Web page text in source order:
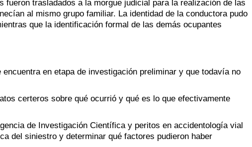
trasladados a la morgue judicial para la realización de las
al mismo grupo familiar. La identidad de la conductora pudo
que la identificación formal de las demás ocupantes
en etapa de investigación preliminar y que todavía no
certeros sobre qué ocurrió y qué es lo que efectivamente
de Investigación Científica y peritos en accidentología vial
del siniestro y determinar qué factores pudieron haber